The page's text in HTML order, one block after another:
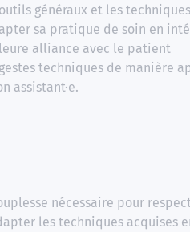
généraux et les
sa pratique de soin en
alliance avec le patient
techniques de manière
assistant·e.
nécessaire pour
les techniques acquises